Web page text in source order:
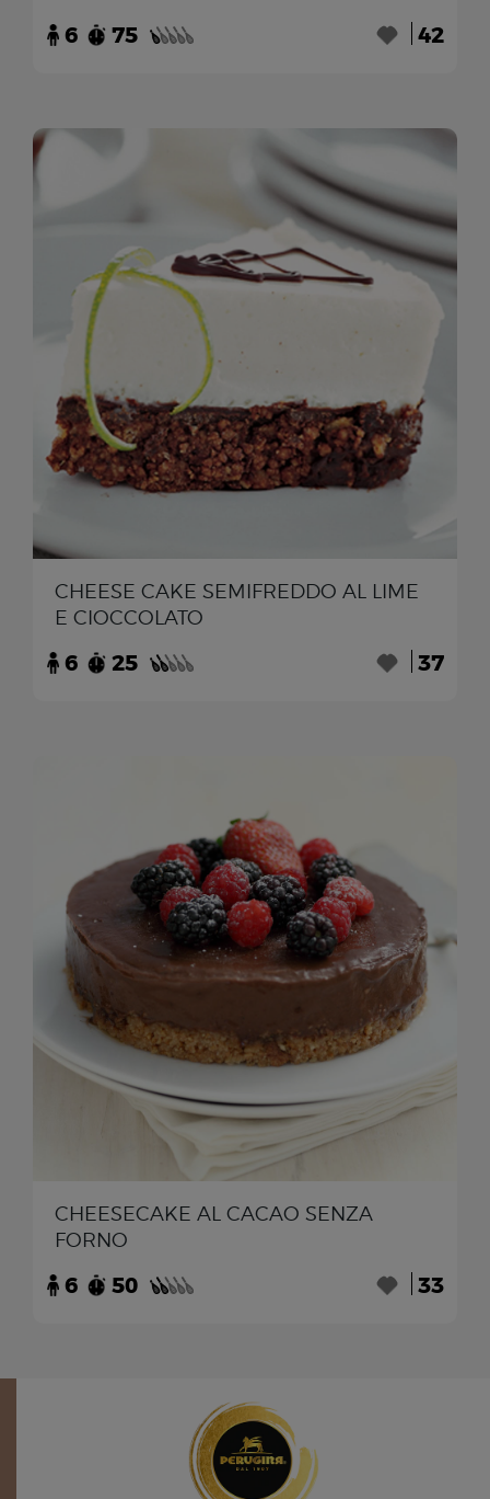
6 75 42
CHEESE CAKE SEMIFREDDO AL LIME
E CIOCCOLATO
6 25 37
CHEESECAKE AL CACAO SENZA
FORNO
6 50 33